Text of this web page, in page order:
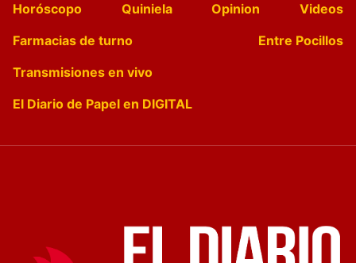
Horóscopo
Quiniela Opinion
Videos
Farmacias de turno
Entre Pocillos
Transmisiones en vivo
El Diario de Papel en DIGITAL